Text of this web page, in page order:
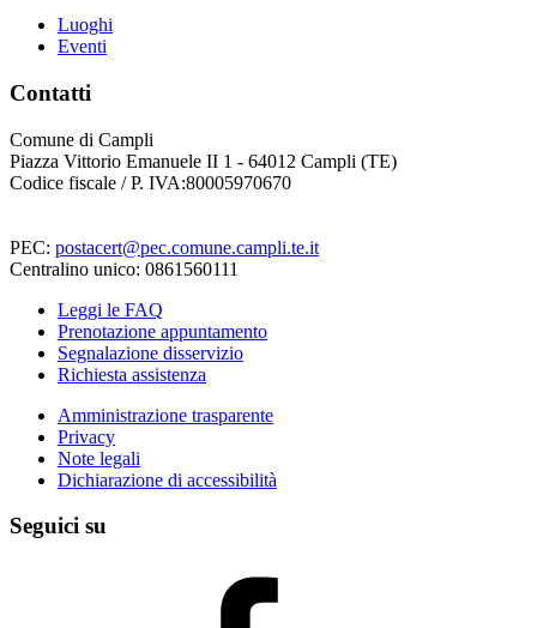
Luoghi
Eventi
Contatti
Comune di Campli
Piazza Vittorio Emanuele II 1 - 64012 Campli (TE)
Codice fiscale / P. IVA:80005970670
PEC: postacert@pec.comune.campli.te.it
Centralino unico: 0861560111
Leggi le FAQ
Prenotazione appuntamento
Segnalazione disservizio
Richiesta assistenza
Amministrazione trasparente
Privacy
Note legali
Dichiarazione di accessibilità
Seguici su